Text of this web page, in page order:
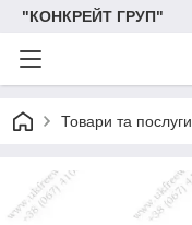
"КОНКРЕЙТ ГРУП"
Товари та послуги